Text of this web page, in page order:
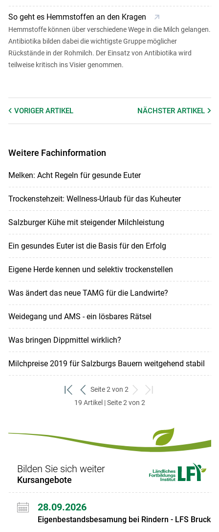
So geht es Hemmstoffen an den Kragen
Hemmstoffe können über verschiedene Wege in die Milch gelangen.
Antibiotika bilden dabei die wichtigste Gruppe möglicher
Rückstände in der Rohmilch. Der Einsatz von Antibiotika wird
teilweise kritisch ins Visier genommen.
VORIGER ARTIKEL NÄCHSTERARTIKEL
Weitere Fachinformation
Melken: Acht Regeln für gesunde Euter
Trockenstehzeit: Wellness-Urlaub für das Kuheuter
Salzburger Kühe mit steigender Milchleistung
Ein gesundes Euter ist die Basis für den Erfolg
Eigene Herde kennen und selektiv trockenstellen
Was ändert das neue TAMG für die Landwirte?
Weidegang und AMS - ein lösbares Rätsel
Was bringen Dippmittel wirklich?
Milchpreise 2019 für Salzburgs Bauern weitgehend stabil
zum
ersten
zurück
zum
Seite 2 von 2
weiter
zum
zum
19 Artikel | Seite 2 von 2
Bilden Sie sich weiter
Kursangebote
28.09.2026
Eigenbestandsbesamung bei Rindern - LFS Bruck